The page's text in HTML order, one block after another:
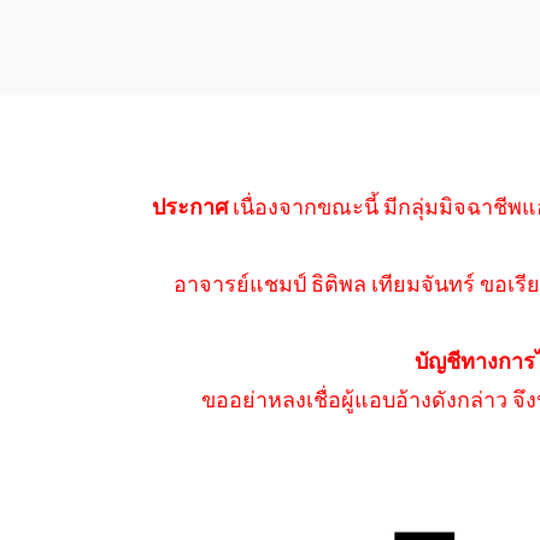
ประกาศเนื่องจากขณะนี้ มีกลุ่มมิจฉาชีพแ
อาจารย์แชมป์ ธิติพล เทียมจันทร์ ขอเรี
บัญชีทางการ
ขออย่าหลงเชื่อผู้แอบอ้างดังกล่าว